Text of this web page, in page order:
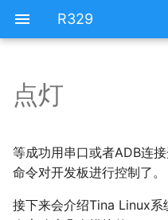
R329
进入LED灯路径
查看LED灯的配置
资源汇总
生产工具
编译问题汇总
点灯
等成功用串口或者ADB连
命令对开发板进行控制了。
接下来会介绍Tina Linux系